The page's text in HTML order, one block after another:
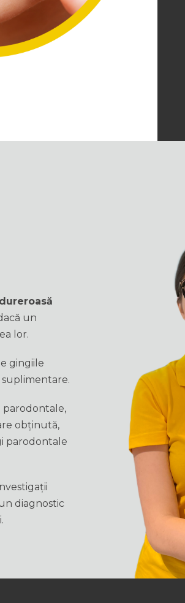
un
lor.
gingiile
parodontale,
obținută,
parodontale
diagnostic